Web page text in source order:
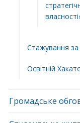
Стажування
Освітній
Громадське